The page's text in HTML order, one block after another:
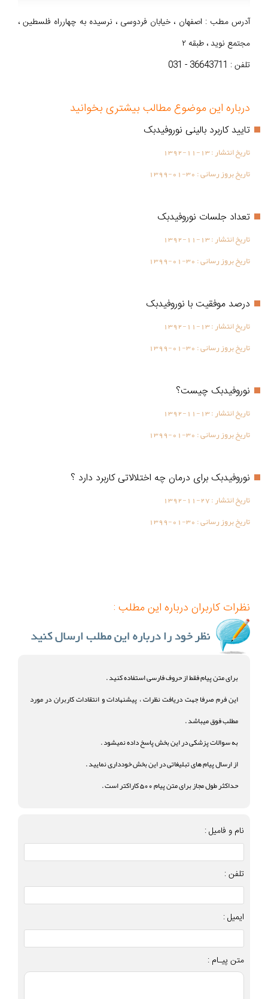
آدرس مطب : اصفهان ، خیابان فردوسی ، نرسیده به چهارراه فلسطین ،
مجتمع نوید ، طبقه ۲
تلفن : 36643711 - 031
درباره این موضوع مطالب بیشتری بخوانید
تایید کاربرد بالینی نوروفیدبک
تاریخ انتشار :1392-11-13
تاریخ بروز رسانی :1399-01-30
تعداد جلسات نوروفیدبک
تاریخ انتشار :1392-11-13
تاریخ بروز رسانی :1399-01-30
درصد موفقیت با نوروفیدبک
تاریخ انتشار :1392-11-13
تاریخ بروز رسانی :1399-01-30
نوروفیدبک چیست؟
تاریخ انتشار :1392-11-13
تاریخ بروز رسانی :1399-01-30
نوروفیدبک برای درمان چه اختلالاتی کاربرد دارد ؟
تاریخ انتشار :1392-11-27
تاریخ بروز رسانی :1399-01-30
نظرات کاربران درباره این مطلب :
برای متن پیام فقط از حروف فارسی استفاده کنید .
این فرم صرفا جهت دریافت نظرات ، پیشنهادات و انتقادات کاربران در مورد
مطلب فوق میباشد .
به سوالات پزشکی در این بخش پاسخ داده نمیشود .
از ارسال پیام های تبلیغاتی در این بخش خودداری نمایید .
حداکثر طول مجاز برای متن پیام 500 کاراکتر است .
نام و فامیل :
تلفن :
ایمیل :
متن پیـام :